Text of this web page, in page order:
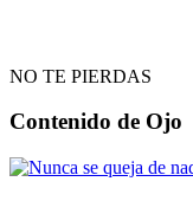
NO TE PIERDAS
Contenido de Ojo